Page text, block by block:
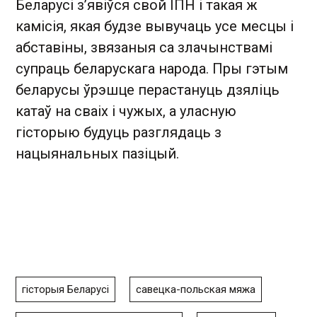
Беларусі з’явіўся свой ІПН і такая ж
камісія, якая будзе вывучаць усе месцы і
абставіны, звязаныя са злачынствамі
супраць беларускага народа. Пры гэтым
беларусы ўрэшце перастануць дзяліць
катаў на сваіх і чужых, а уласную
гісторыю будуць разглядаць з
нацыянальных пазіцый.
гісторыя Беларусі савецка-польская мяжа